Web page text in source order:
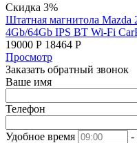
Скидка 3%
Штатная магнитола
4Gb/64Gb IPS BT Wi-Fi
19000 Р 18464 Р
Просмотр
Заказать обратный звонок
Ваше имя
Телефон
Удобное время
-